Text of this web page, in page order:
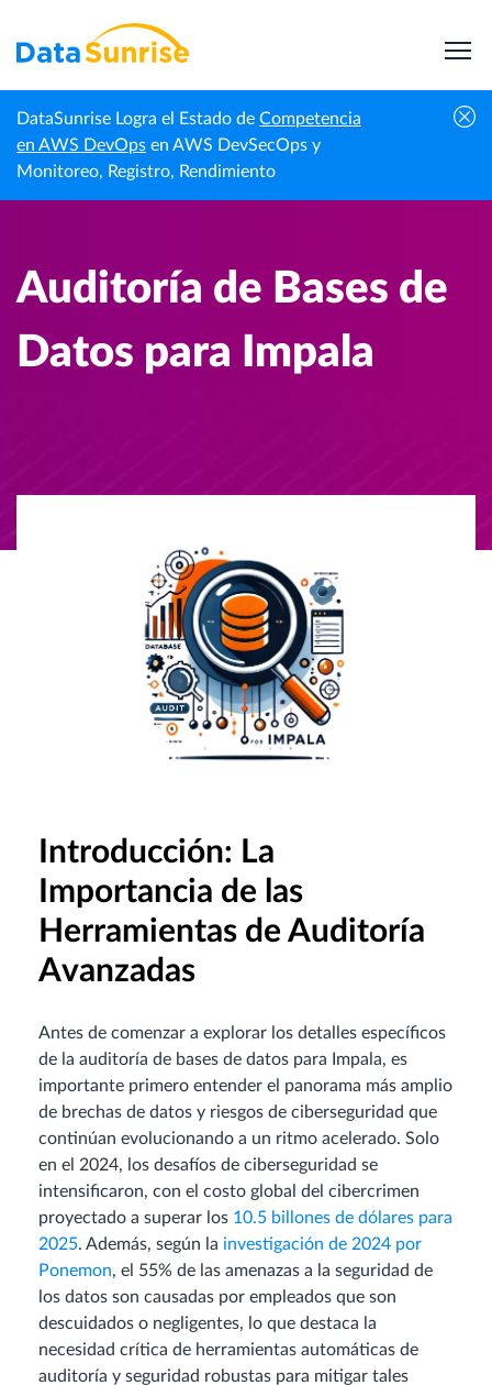
DataSunrise Logra el Estado de Competencia
en AWS DevOps en AWS DevSecOps y
Monitoreo, Registro, Rendimiento
Inicio
Centro de
Conocimiento
Auditoría de Bases de Datos para
Auditoría de Bases de
Datos para Impala
Introducción: La
Importancia de las
Herramientas de Auditoría
Avanzadas
Antes de comenzar a explorar los detalles específicos
de la auditoría de bases de datos para Impala, es
importante primero entender el panorama más amplio
de brechas de datos y riesgos de ciberseguridad que
continúan evolucionando a un ritmo acelerado. Solo
en el 2024, los desafíos de ciberseguridad se
intensificaron, con el costo global del cibercrimen
proyectado a superar los 10.5 billones de dólares para
2025. Además, según la investigación de 2024 por
Ponemon, el 55% de las amenazas a la seguridad de
los datos son causadas por empleados que son
descuidados o negligentes, lo que destaca la
necesidad crítica de herramientas automáticas de
auditoría y seguridad robustas para mitigar tales